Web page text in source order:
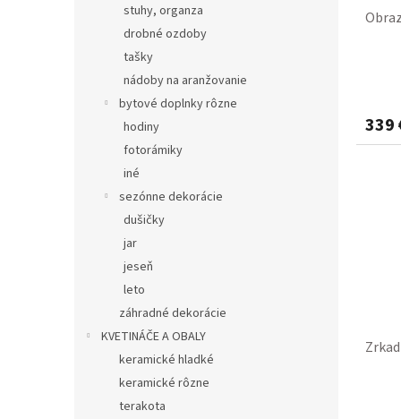
stuhy, organza
drobné ozdoby
tašky
nádoby na aranžovanie
bytové doplnky rôzne
hodiny
fotorámiky
iné
sezónne dekorácie
dušičky
jar
jeseň
leto
záhradné dekorácie
KVETINÁČE A OBALY
keramické hladké
keramické rôzne
terakota
339